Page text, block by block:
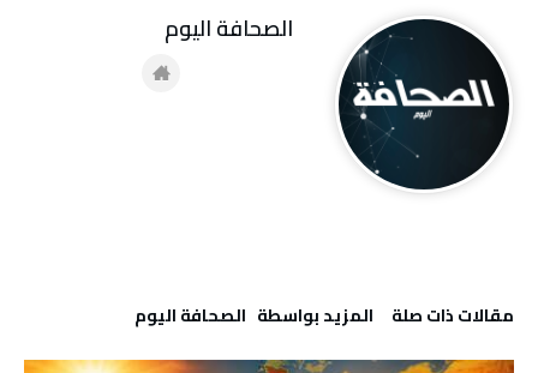
‫مقالات ذات صلة‬ ‫‫المزيد بواسطة‬ ‬ ‭ ‬الصحافة‭ ‬اليوم